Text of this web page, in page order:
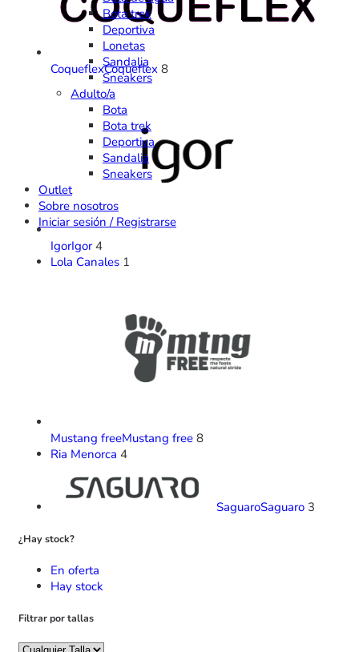
CoqueflexCoqueflex 8
IgorIgor 4
Lola Canales 1
Mustang freeMustang free 8
Ria Menorca 4
SaguaroSaguaro 3
¿Hay stock?
En oferta
Hay stock
Filtrar por tallas
Bota trek
Deportiva
Lonetas
Sandalia
Sneakers
Adulto/a
Bota
Bota trek
Deportiva
Sandalia
Sneakers
Outlet
Sobre nosotros
Iniciar sesión / Registrarse